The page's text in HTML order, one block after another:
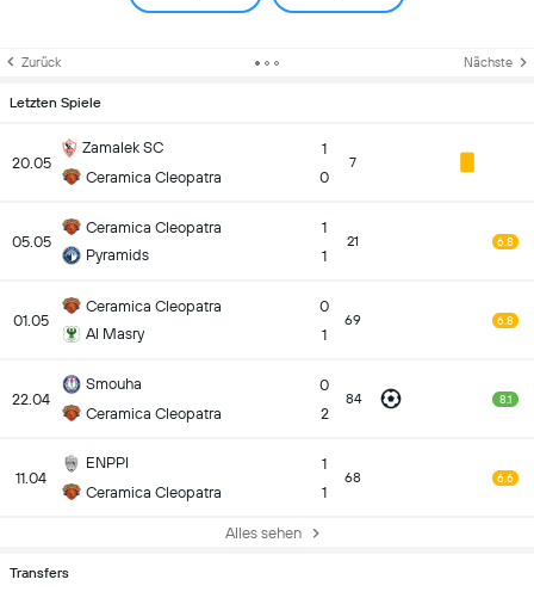
Zurück Nächste
Letzten Spiele
20.05
Zamalek SC
Ceramica Cleopatra
1
0
7
05.05
Ceramica Cleopatra
Pyramids
1
1
21 6.8
01.05
Ceramica Cleopatra
Al Masry
0
1
69 6.8
22.04
Smouha
Ceramica Cleopatra
0
2
84 8.1
11.04
ENPPI
Ceramica Cleopatra
1
1
68 6.6
Alles sehen
Transfers